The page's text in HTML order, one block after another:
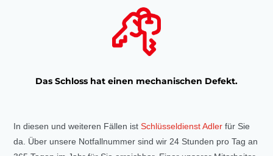
Das Schloss hat einen mechanischen Defekt.
In diesen und weiteren Fällen istSchlüsseldienst Adler für Sie
da. Über unsere Notfallnummer sind wir 24 Stunden pro Tag an